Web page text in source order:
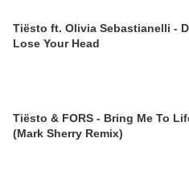
Tiësto ft. Olivia Sebastianelli -
Lose Your Head
Tiësto & FORS - Bring Me To
(Mark Sherry Remix)